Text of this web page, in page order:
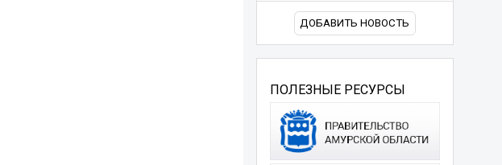
ДОБАВИТЬ НОВОСТЬ
ПОЛЕЗНЫЕ РЕСУРСЫ